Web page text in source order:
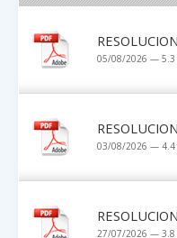
05/08/2026 — 5.3
03/08/2026 — 4.4
27/07/2026 — 3.8